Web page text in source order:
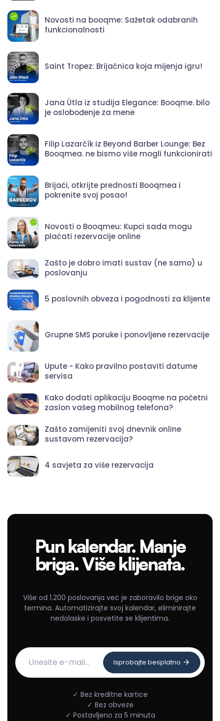
Novosti na booqme: Sažetak odabranih
funkcionalnosti
Saint Tropez: Brijačnica koja mijenja igru!
Jana Útla iz studija Elegance: Booqme. bilo
je oslobođenje za mene
Filip Lazarčík iz Beyond Barber Lounge: Bez
Booqmea. ne bismo više mogli funkcionirati
Brijači, otkrijte prednosti Booqmea i
pokrenite svoj posao!
Novosti o Booqmeu: Kupci sada mogu
plaćati rezervacije online
Zašto je dobro imati sustav (ne samo) u
poslovanju
5 poslovnih obveza i pogodnosti za klijente
Grupne SMS poruke i ponovljene rezervacije
Upute - Kako pravilno postaviti datume
servisa
Kako dodati aplikaciju Booqme na početni
zaslon vašeg mobilnog telefona?
Zašto zamijeniti svoj dnevnik online
sustavom rezervacija?
4 savjeta za više rezervacija
Pun kalendar. Manje
briga. Više klijenata.
Više od 1.200 poslovanja već je zaboravilo brige oko
termina. Automatizirajte svoj kalendar, eliminirajte
nedolaske i posvetite se klijentima.
Isprobajte besplatno
✓ Bez kreditne kartice
✓ Bez obveze
✓ Postavljeno za 5 minuta